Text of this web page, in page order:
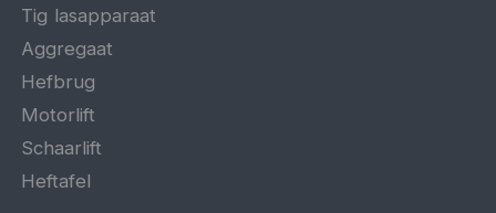
Tig lasapparaat
Aggregaat
Hefbrug
Motorlift
Schaarlift
Heftafel